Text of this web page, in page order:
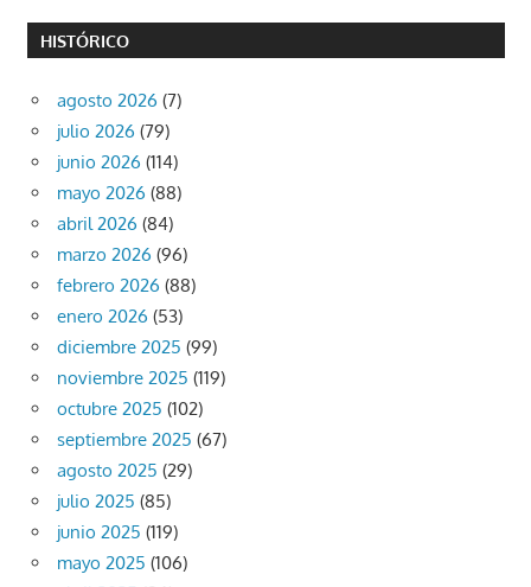
HISTÓRICO
agosto 2026 (7)
julio 2026 (79)
junio 2026 (114)
mayo 2026 (88)
abril 2026 (84)
marzo 2026 (96)
febrero 2026 (88)
enero 2026 (53)
diciembre 2025 (99)
noviembre 2025 (119)
octubre 2025 (102)
septiembre 2025 (67)
agosto 2025 (29)
julio 2025 (85)
junio 2025 (119)
mayo 2025 (106)